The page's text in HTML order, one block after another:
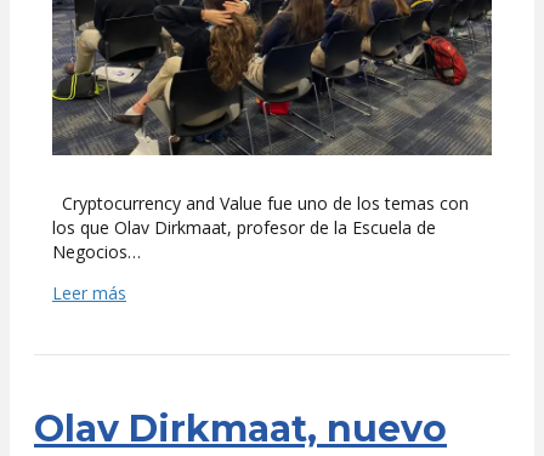
Cryptocurrency and Value fue uno de los temas con
los que Olav Dirkmaat, profesor de la Escuela de
Negocios…
Leer más
Olav Dirkmaat, nuevo